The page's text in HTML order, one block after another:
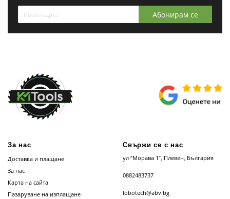
Абонирам се
За нас
Доставка и плащане
За нас
Карта на сайта
Пазаруване на изплащане
Свържи се с нас
ул “Морава 1”, Плевен, България
0882483737
lobotech@abv.bg